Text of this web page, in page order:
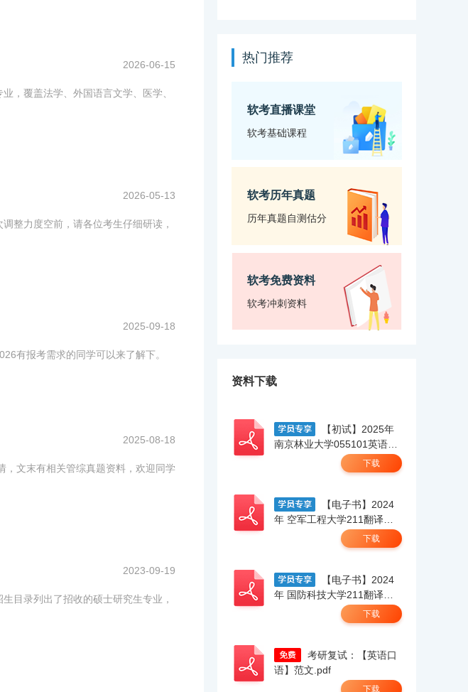
2026-06-15
，覆盖法学、外国语言文学、医学、
2026-05-13
整力度空前，请各位考生仔细研读，
2025-09-18
有报考需求的同学可以来了解下。
2025-08-18
，文末有相关管综真题资料，欢迎同学
2023-09-19
目录列出了招收的硕士研究生专业，
热门推荐
软考直播课堂
软考基础课程
软考历年真题
历年真题自测估分
软考免费资料
软考冲刺资料
资料下载
南京林业大学055101英语笔
译【211翻译硕士英语】考研
下载
年 空军工程大学211翻译硕
士英语考研精品资料.pdf
下载
年 国防科技大学211翻译硕
士英语考研精品资料.pdf
下载
语】范文.pdf
下载